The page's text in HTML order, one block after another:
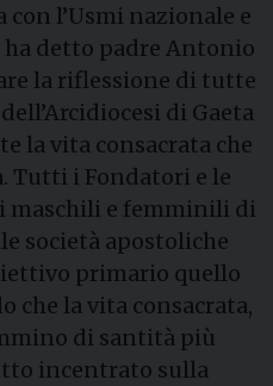
l’Usmi nazionale e
detto padre Antonio
la riflessione di tutte
di Gaeta
la vita consacrata che
Tutti i Fondatori e le
e femminili di
società apostoliche
primario quello
che la vita consacrata,
di santità più
incentrato sulla